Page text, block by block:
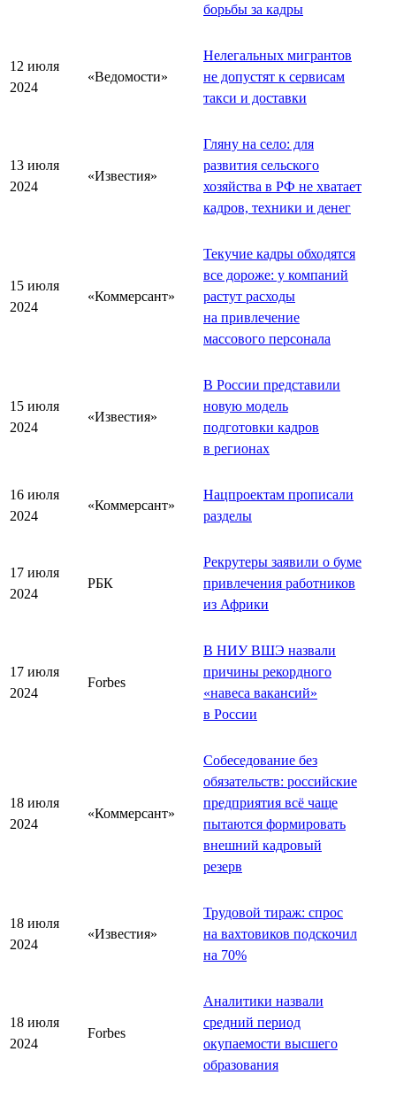
борьбы за кадры
12 июля
2024
«Ведомости»
Нелегальных мигрантов
не допустят к сервисам
такси и доставки
13 июля
2024
«Известия»
Гляну на село: для
развития сельского
хозяйства в РФ не хватает
кадров, техники и денег
15 июля
2024
«Коммерсант»
Текучие кадры обходятся
все дороже: у компаний
растут расходы
на привлечение
массового персонала
15 июля
2024
«Известия»
В России представили
новую модель
подготовки кадров
в регионах
16 июля
2024
«Коммерсант»
Нацпроектам прописали
разделы
17 июля
2024
РБК
Рекрутеры заявили о буме
привлечения работников
из Африки
17 июля
2024
Forbes
В НИУ ВШЭ назвали
причины рекордного
«навеса вакансий»
в России
18 июля
2024
«Коммерсант»
Собеседование без
обязательств: российские
предприятия всё чаще
пытаются формировать
внешний кадровый
резерв
18 июля
2024
«Известия»
Трудовой тираж: спрос
на вахтовиков подскочил
на 70%
18 июля
2024
Forbes
Аналитики назвали
средний период
окупаемости высшего
образования